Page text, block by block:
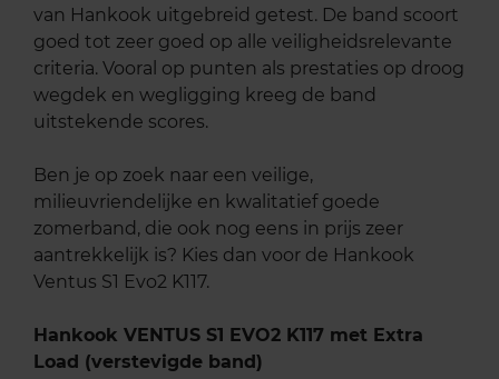
van Hankook uitgebreid getest. De band scoort
goed tot zeer goed op alle veiligheidsrelevante
criteria. Vooral op punten als prestaties op droog
wegdek en wegligging kreeg de band
uitstekende scores.
Ben je op zoek naar een veilige,
milieuvriendelijke en kwalitatief goede
zomerband, die ook nog eens in prijs zeer
aantrekkelijk is? Kies dan voor de Hankook
Ventus S1 Evo2 K117.
Hankook VENTUS S1 EVO2 K117 met Extra
Load (verstevigde band)